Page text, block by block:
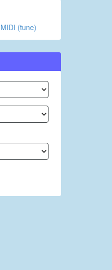
MIDI (tune)